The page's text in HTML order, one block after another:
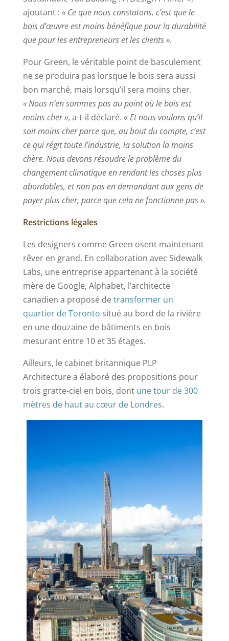
ajoutant : « Ce que nous constatons, c’est que le
bois d’œuvre est moins bénéfique pour la durabilité
que pour les entrepreneurs et les clients ».
Pour Green, le véritable point de basculement
ne se produira pas lorsque le bois sera aussi
bon marché, mais lorsqu’il sera moins cher.
« Nous n’en sommes pas au point où le bois est
moins cher », a-t-il déclaré. « Et nous voulons qu’il
soit moins cher parce que, au bout du compte, c’est
ce qui régit toute l’industrie, la solution la moins
chère. Nous devons résoudre le problème du
changement climatique en rendant les choses plus
abordables, et non pas en demandant aux gens de
payer plus cher, parce que cela ne fonctionne pas ».
Restrictions légales
Les designers comme Green osent maintenant
rêver en grand. En collaboration avec Sidewalk
Labs, une entreprise appartenant à la société
mère de Google, Alphabet, l’architecte
canadien a proposé detransformer un
quartier de Toronto situé au bord de la rivière
en une douzaine de bâtiments en bois
mesurant entre 10 et 35 étages.
Ailleurs, le cabinet britannique PLP
Architecture a élaboré des propositions pour
trois gratte-ciel en bois, dont une tour de 300
mètres de haut au cœur de Londres.